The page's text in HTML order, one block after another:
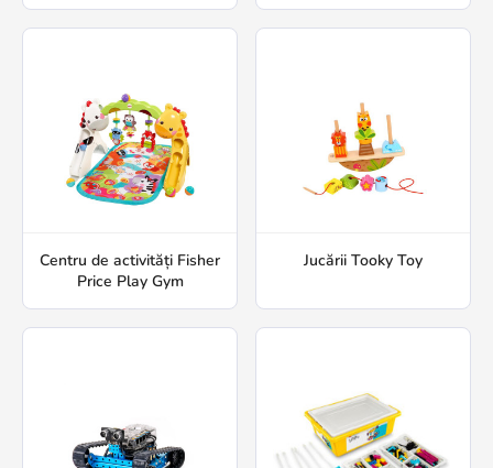
Centru de activități Fisher
Price Play Gym
Jucării Tooky Toy